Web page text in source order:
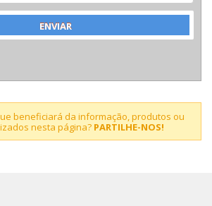
beneficiará da informação, produtos ou
nesta página? PARTILHE-NOS!